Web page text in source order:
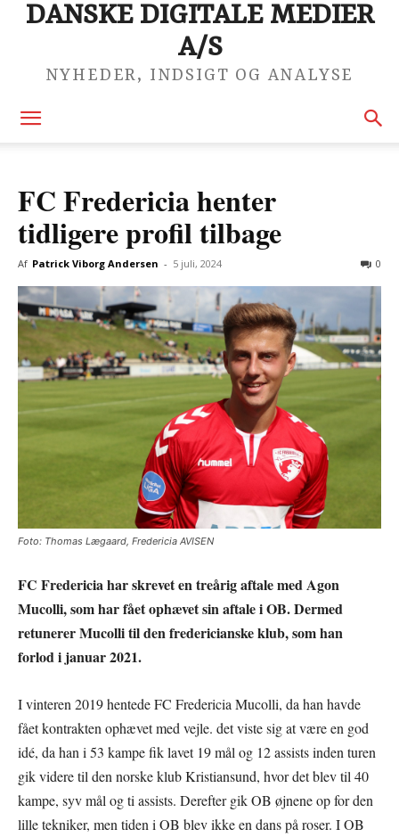
DANSKE DIGITALE MEDIER
A/S
NYHEDER, INDSIGT OG ANALYSE
FC Fredericia henter
tidligere profil tilbage
Af Patrick Viborg Andersen - 5 juli, 2024 0
Foto: Thomas Lægaard, Fredericia AVISEN
FC Fredericia har skrevet en treårig aftale med Agon
Mucolli, som har fået ophævet sin aftale i OB. Dermed
retunerer Mucolli til den fredericianske klub, som han
forlod i januar 2021.
I vinteren 2019 hentede FC Fredericia Mucolli, da han havde
fået kontrakten ophævet med vejle. det viste sig at være en god
idé, da han i 53 kampe fik lavet 19 mål og 12 assists inden turen
gik videre til den norske klub Kristiansund, hvor det blev til 40
kampe, syv mål og ti assists. Derefter gik OB øjnene op for den
lille tekniker, men tiden i OB blev ikke en dans på roser. I OB